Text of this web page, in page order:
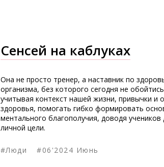
Сенсей на каблуках
Она не просто тренер, а наставник по
организма, без которого сегодня не
учитывая контекст нашей жизни, привычки и
здоровья, помогать гибко формировать
ментального благополучия, доводя учеников
личной цели.
#Люди #06'2024 Июнь